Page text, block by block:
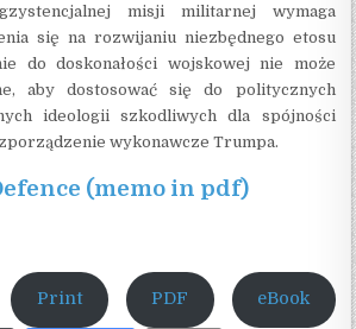
misji militarnej wymaga
się na rozwijaniu niezbędnego etosu
do doskonałości wojskowej nie może
aby dostosować się do politycznych
ideologii szkodliwych dla spójności
wykonawcze Trumpa.
(memo in pdf)
Print PDF eBook